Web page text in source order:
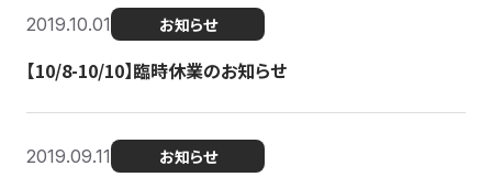
2019.10.01 お知らせ
【10/8-10/10】臨時休業のお知らせ
2019.09.11 お知らせ